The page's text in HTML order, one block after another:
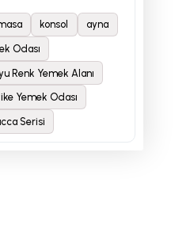
konsol ayna
Odası
Renk Yemek Alanı
Yemek Odası
Serisi